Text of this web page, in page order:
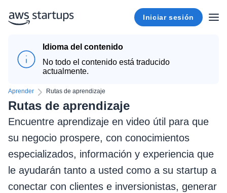
Iniciar sesión
Idioma del contenido
No todo el contenido está traducido
actualmente.
Aprender Rutas de aprendizaje
Rutas de aprendizaje
Encuentre aprendizaje en video útil para que
su negocio prospere, con conocimientos
especializados, información y experiencia que
le ayudarán tanto a usted como a su startup a
conectar con clientes e inversionistas, generar